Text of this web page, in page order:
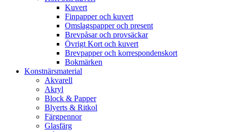
Kuvert
Finpapper och kuvert
Omslagspapper och present
Brevpåsar och provsäckar
Övrigt Kort och kuvert
Brevpapper och korrespondenskort
Bokmärken
Konstnärsmaterial
Akvarell
Akryl
Block & Papper
Blyerts & Ritkol
Färgpennor
Glasfärg